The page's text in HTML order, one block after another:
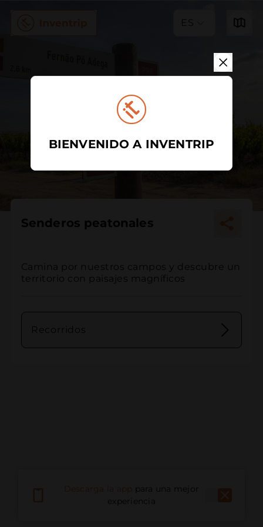
ES
Senderos peatonales
Camina por nuestros campos y descubre un
territorio con paisajes magníficos
para una mejor
experiencia
BIENVENIDO A INVENTRIP